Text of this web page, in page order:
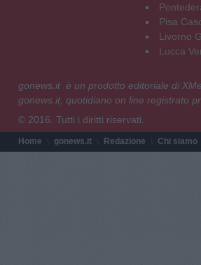
Pisa
Livorno
Lucca
gonews.it è un prodotto editoriale di
gonews.it, quotidiano on line registrato
© 2016. Tutti i diritti riservati.
Home gonews.it Redazione Chi siamo